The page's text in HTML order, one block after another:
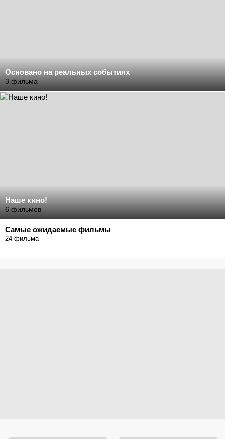
Самые ожидаемые фильмы
24 фильма
Основано на реальных событиях
3 фильма
Наше кино!
6 фильмов